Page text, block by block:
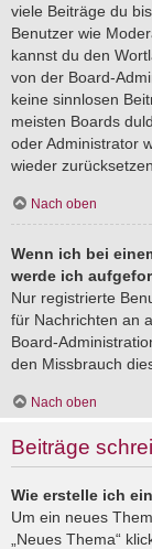
viele Beiträge du
Benutzer wie
kannst du den
von der Board-
keine sinnlosen
meisten Boards
oder Administrator
wieder
Nach oben
Wenn ich bei
werde ich
Nur registrierte
für Nachrichten an
Board-
den Missbrauch
Nach oben
Beiträge
Wie erstelle ich
Um ein neues
„Neues Thema“